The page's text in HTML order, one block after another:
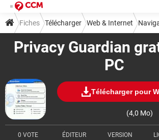
Privacy Guardian
PC
Télécharger pour
(4,0 Mo)
0 VOTE ÉDITEUR VERSION
Fiches Télécharger Web & Internet